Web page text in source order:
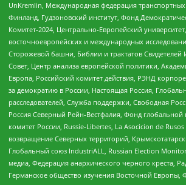
UnKremlin, Международная федерация
Финланд, Гудзоновский институт, Фонд
Комитет-2024, Центрально-Европейский
восточноевропейских и международных
Сторожевой башни, Библии и трактатов Свидетелей
Совет, Центр анализа европейской политики,
Европа, Российский комитет действия, РЭНД
за демократию в России, Настоящая Россия,
расследователей, Служба поддержки, Свободная
Россия Северный Рейн-Вестфалия, Фонд
комитет России, Russie-Libertes, La Asocicion de
возвращение Северных территорий,
Глобальный союз IndustriALL, Russian Election
медиа, Федерация анархического черного креста,
Германское общество изучения Восточной